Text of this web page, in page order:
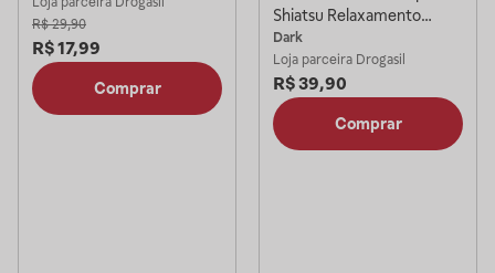
R$ 29,90
R$17,99
Comprar
Shiatsu Relaxamento
Marrom
Dark
Loja parceira Drogasil
R$39,90
Comprar